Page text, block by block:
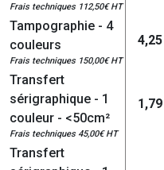
Frais techniques 112,50€ HT
Tampographie - 4
couleurs
Frais techniques 150,00€ HT
4,25
Transfert
sérigraphique - 1
couleur - <50cm²
Frais techniques 45,00€ HT
1,79
Transfert